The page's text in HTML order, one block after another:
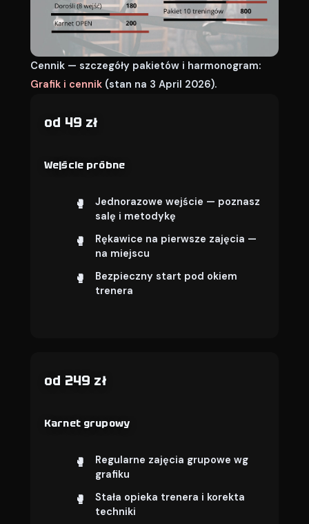
Cennik — szczegóły pakietów i harmonogram:
Grafik i cennik (stan na 3 April 2026).
od 49 zł
Wejście próbne
Jednorazowe wejście — poznasz
salę i metodykę
Rękawice na pierwsze zajęcia —
na miejscu
Bezpieczny start pod okiem
trenera
od 249 zł
Karnet grupowy
Regularne zajęcia grupowe wg
grafiku
Stała opieka trenera i korekta
techniki